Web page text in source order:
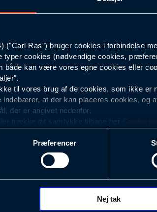
("Carl Ras") bruger cookies i forbindelse
typer cookies (nødvendige cookies,
både kan være vores egne cookies eller
til vores brug af de cookies, som ikke er
indebærer, at der kan placeres cookies, og
der er angivet nedenfor.
trække dit samtykke tilbage her
med det formål at optimere design,
analyser af, hvilke oplysninger der er
hvad der klikkes på, sider/indhold der
(computer, smartphone mv.) samt de
Præferencer
Nej tak
Sort
Herre